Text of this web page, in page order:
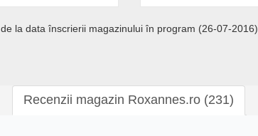
de la data înscrierii magazinului în program (26-07-2016)
Recenzii magazin Roxannes.ro (231)